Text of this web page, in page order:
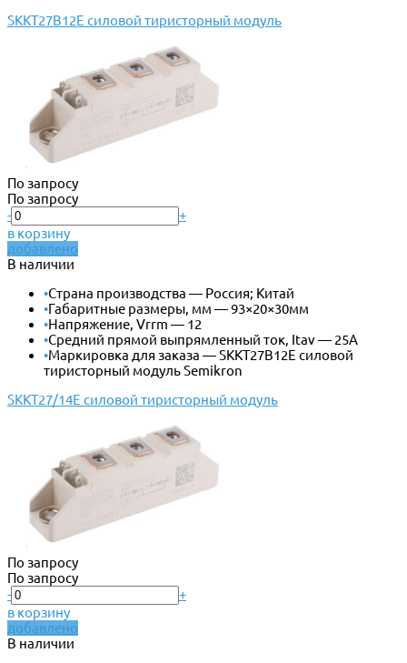
SKKT27B12E силовой тиристорный модуль
По запросу
По запросу
-
+
в корзину
добавлено
В наличии
•Страна производства — Россия; Китай
•Габаритные размеры, мм — 93×20×30мм
•Напряжение, Vrrm — 12
•Средний прямой выпрямленный ток, Itav — 25А
•Маркировка для заказа — SKKT27B12E силовой
тиристорный модуль Semikron
SKKT27/14E силовой тиристорный модуль
По запросу
По запросу
-
+
в корзину
добавлено
В наличии